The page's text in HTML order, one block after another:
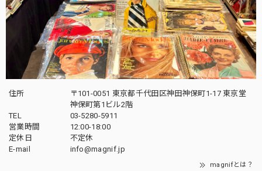
住所
〒101-0051 東京都千代田区神田神保町1-17 東京堂
神保町第1ビル2階
TEL
03-5280-5911
営業時間
12:00-18:00
定休日
不定休
E-mail
info@magnif.jp
magnifとは？